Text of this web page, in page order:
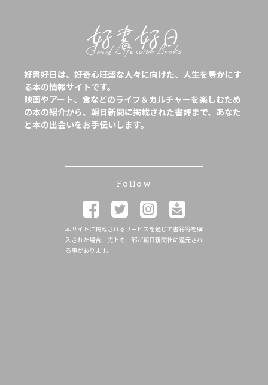
好書好日は、好奇心旺盛な人々に向けた、人生を豊かにす
る本の情報サイトです。
映画やアート、食などのライフ＆カルチャーを楽しむため
の本の紹介から、朝日新聞に掲載された書評まで、あなた
と本の出会いをお手伝いします。
Follow
本サイトに掲載されるサービスを通じて書籍等を購
入された場合、売上の一部が朝日新聞社に還元され
る事があります。